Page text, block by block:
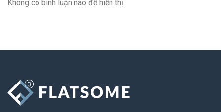
Không có bình luận nào để hiển thị.